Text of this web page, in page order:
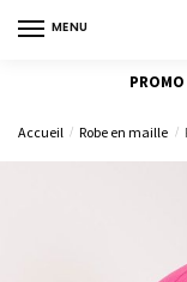
MENU
Accueil / Robe en maille /